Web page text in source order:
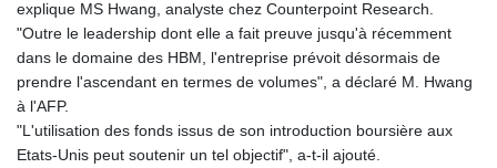
explique MS Hwang, analyste chez Counterpoint Research.
"Outre le leadership dont elle a fait preuve jusqu'à récemment
dans le domaine des HBM, l'entreprise prévoit désormais de
prendre l'ascendant en termes de volumes", a déclaré M. Hwang
à l'AFP.
"L'utilisation des fonds issus de son introduction boursière aux
Etats-Unis peut soutenir un tel objectif", a-t-il ajouté.